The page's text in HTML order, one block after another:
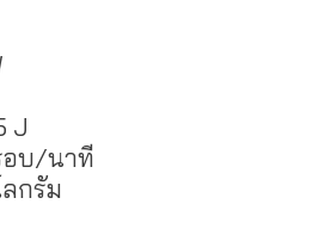
J
อบ/นาที
กรัม